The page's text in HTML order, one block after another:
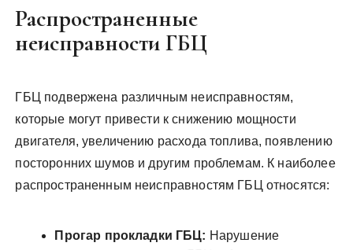
Распространенные
неисправности ГБЦ
ГБЦ подвержена различным неисправностям,
которые могут привести к снижению мощности
двигателя, увеличению расхода топлива, появлению
посторонних шумов и другим проблемам. К наиболее
распространенным неисправностям ГБЦ относятся:
Прогар прокладки ГБЦ: Нарушение